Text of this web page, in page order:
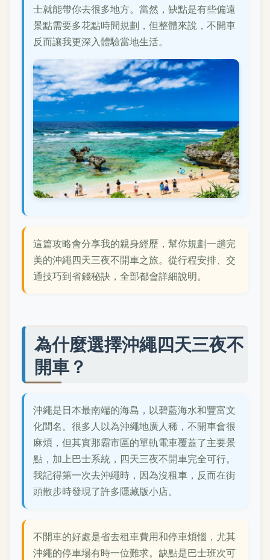
士就能帶你去很多地方。當然，缺點是有些偏遠
景點需要多花點時間規劃，但整體來說，不開車
反而讓我更深入體驗當地生活。
這篇攻略會分享我的親身經歷，幫你規劃一趟完
美的沖繩四天三夜不開車之旅。從行程安排、交
通技巧到省錢秘訣，全部都會詳細說明。
為什麼選擇沖繩四天三夜不
開車？
沖繩是日本最南端的海島，以碧藍海水和豐富文
化聞名。很多人以為沖繩地廣人稀，不開車會很
麻煩，但其實那霸市區的單軌電車覆蓋了主要景
點，加上巴士系統，四天三夜不開車完全可行。
我記得第一次去沖繩時，因為沒租車，反而在街
頭散步時發現了許多隱藏版小店。
不開車的好處是省去租車費用和停車煩惱，尤其
沖繩的停車場有時一位難求。缺點是巴士班次可